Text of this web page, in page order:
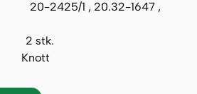
2425/1 , 20.32-1647 ,
2 stk.
Knott